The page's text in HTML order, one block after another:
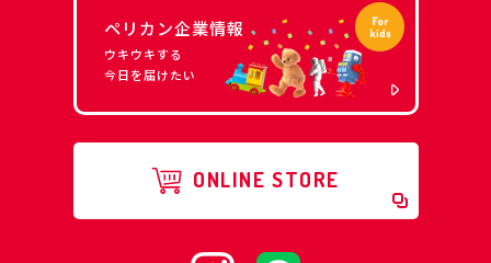
ペリカン企業情報
ウキウキする
今日を届けたい
ONLINE STORE